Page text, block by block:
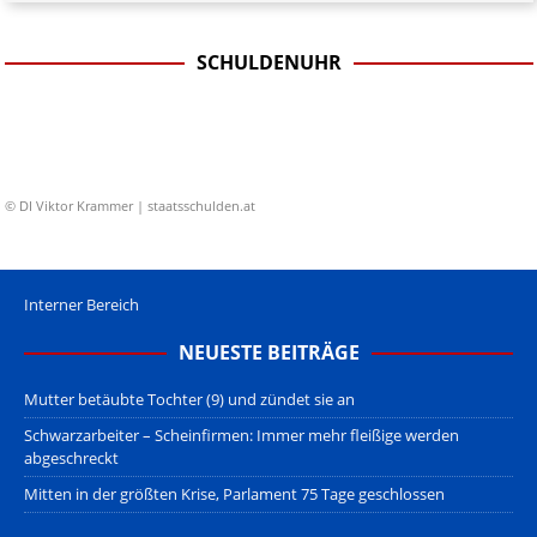
SCHULDENUHR
© DI Viktor Krammer | staatsschulden.at
Interner Bereich
NEUESTE BEITRÄGE
Mutter betäubte Tochter (9) und zündet sie an
Schwarzarbeiter – Scheinfirmen: Immer mehr fleißige werden
abgeschreckt
Mitten in der größten Krise, Parlament 75 Tage geschlossen